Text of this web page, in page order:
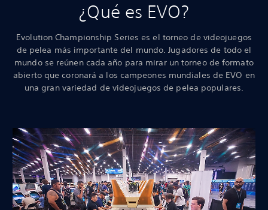
¿Qué es EVO?
Evolution Championship Series es el torneo de videojuegos
de pelea más importante del mundo. Jugadores de todo el
mundo se reúnen cada año para mirar un torneo de formato
abierto que coronará a los campeones mundiales de EVO en
una gran variedad de videojuegos de pelea populares.